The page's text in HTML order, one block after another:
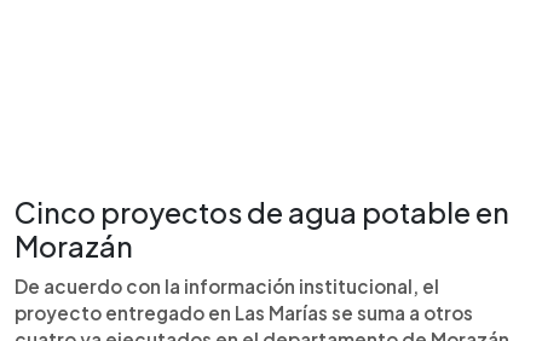
Cinco proyectos de agua potable en
Morazán
De acuerdo con la información institucional, el
proyecto entregado en Las Marías se suma a otros